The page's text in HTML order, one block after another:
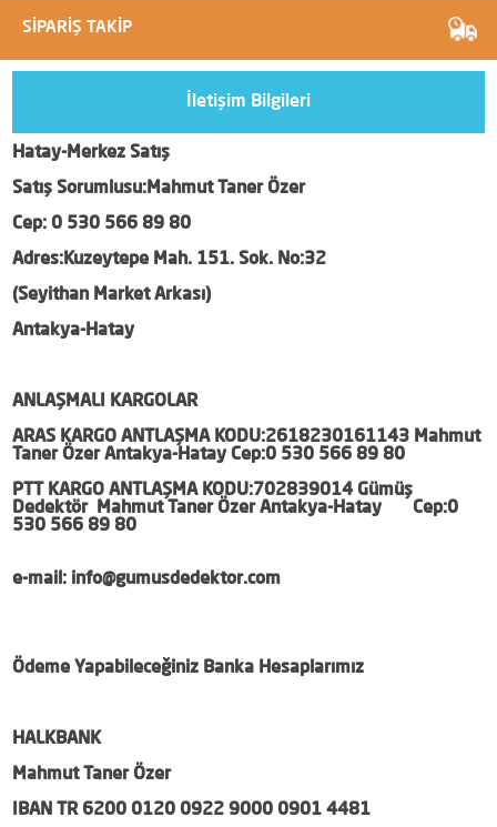
SİPARİŞ TAKİP
İletişim Bilgileri
Hatay-Merkez Satış
Satış Sorumlusu:Mahmut Taner Özer
Cep: 0 530 566 89 80
Adres:Kuzeytepe Mah. 151. Sok. No:32
(Seyithan Market Arkası)
Antakya-Hatay
ANLAŞMALI KARGOLAR
ARAS KARGO ANTLAŞMA KODU:2618230161143 Mahmut
Taner Özer Antakya-Hatay Cep:0 530 566 89 80
PTT KARGO ANTLAŞMA KODU:702839014 Gümüş
Dedektör Mahmut Taner Özer Antakya-Hatay Cep:0
530 566 89 80
e-mail: info@gumusdedektor.com
Ödeme Yapabileceğiniz Banka Hesaplarımız
HALKBANK
Mahmut Taner Özer
IBAN TR 6200 0120 0922 9000 0901 4481